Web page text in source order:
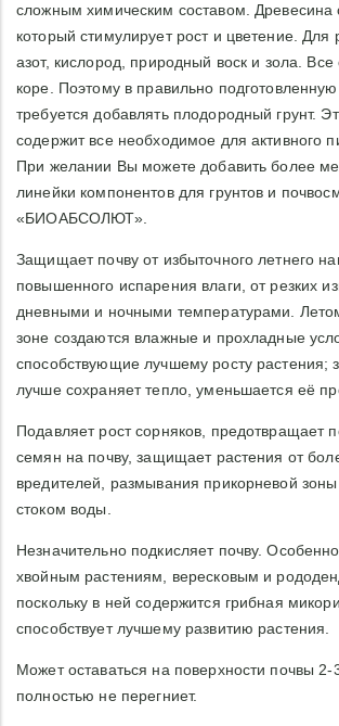
сложным химическим составом. Древесина
который стимулирует рост и цветение. Для
азот, кислород, природный воск и зола. Все
коре. Поэтому в правильно
требуется добавлять плодородный грунт.
содержит все необходимое для активного
При желании Вы можете добавить более
линейки компонентов для грунтов и
«БИОАБСОЛЮТ».
Защищает почву от избыточного летнего
повышенного испарения влаги, от резких
дневными и ночными температурами.
зоне создаются влажные и прохладные
способствующие лучшему росту растения;
лучше сохраняет тепло, уменьшается её
Подавляет рост сорняков, предотвращает
семян на почву, защищает растения от
вредителей, размывания прикорневой
стоком воды.
Незначительно подкисляет почву.
хвойным растениям, вересковым и
поскольку в ней содержится грибная
способствует лучшему развитию растения.
Может оставаться на поверхности почвы 2-
полностью не перегниет.